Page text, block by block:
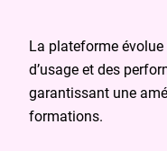
La plateforme
d’usage et des
garantissant une
formations.